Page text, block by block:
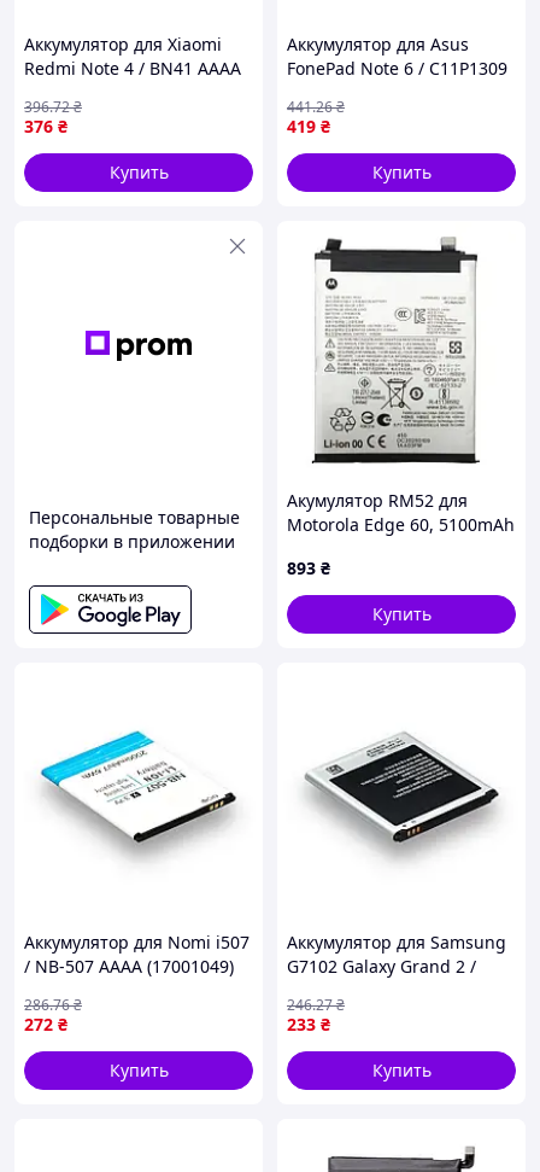
Аккумулятор для Xiaomi
Redmi Note 4 / BN41 AAAA
376 ₴
396.72₴
Купить
Аккумулятор для Asus
FonePad Note 6 / C11P1309
419 ₴
441.26₴
Купить
Персональные товарные
подборки в приложении
Акумулятор RM52 для
Motorola Edge 60, 5100mAh
893 ₴
Купить
Аккумулятор для Nomi i507
/ NB-507 AAAA (17001049)
272 ₴
286.76₴
Купить
Аккумулятор для Samsung
G7102 Galaxy Grand 2 /
(17000977)
233 ₴
246.27₴
Купить